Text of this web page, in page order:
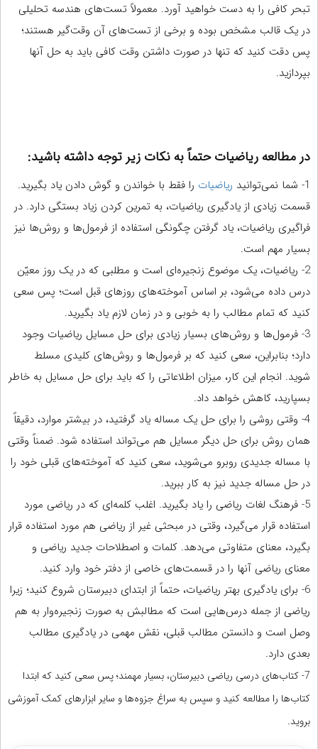
تبحر کافی را به دست خواهید آورد. معمولاً تست‌های هندسه تحلیلی
در یک قالب مشخص بوده و برخی از تست‌های آن وقت‌گیر هستند؛
پس دقت کنید که تنها در صورت داشتن وقت کافی باید به حل آنها
بپردازید.
در مطالعه ریاضیات حتماً به نکات زیر توجه داشته باشید:
1- شما نمی‌توانید ریاضیات را فقط با خواندن و گوش دادن یاد بگیرید.
قسمت زیادی از یادگیری ریاضیات، به تمرین کردن زیاد بستگی دارد. در
فراگیری ریاضیات، یاد گرفتن چگونگی استفاده از فرمول‌ها و روش‌ها نیز
بسیار مهم است.
2- ریاضیات، یک موضوع زنجیره‌ای است و مطلبی که در یک روز معیّن
درس داده می‌شود، بر اساس آموخته‌های روزهای قبل است؛ پس سعی
کنید که تمام مطالب را به خوبی و در زمان لازم یاد بگیرید.
3- فرمول‌ها و روش‌های بسیار زیادی برای حل مسایل ریاضیات وجود
دارد؛ بنابراین، سعی کنید که بر فرمول‌ها و روش‌های کلیدی مسلط
شوید. انجام این کار، میزان اطلاعاتی را که باید برای حل مسایل به خاطر
بسپارید، کاهش خواهد داد.
4- وقتی روشی را برای حل یک مساله یاد گرفتید، در بیشتر موارد، دقیقاً
همان روش برای حل دیگر مسایل هم می‌تواند استفاده شود. ضمناً وقتی
با مساله‌ جدیدی روبرو می‌شوید، سعی کنید که آموخته‌های قبلی خود را
در حل مساله جدید نیز به کار ببرید.
5- فرهنگ لغات ریاضی را یاد بگیرید. اغلب کلمه‌ای که در ریاضی مورد
استفاده قرار می‌گیرد، وقتی در مبحثی غیر از ریاضی هم مورد استفاده قرار
بگیرد، معنای متفاوتی می‌دهد. کلمات و اصطلاحات جدید ریاضی و
معنای ریاضی آنها را در قسمت‌های خاصی از دفتر خود وارد کنید.
6- برای یادگیری بهتر ریاضیات، حتماً از ابتدای دبیرستان شروع کنید؛ زیرا
ریاضی از جمله درس‌هایی است که مطالبش به صورت زنجیره‌وار به هم
وصل است و دانستن مطالب قبلی، نقش مهمی در یادگیری مطالب
بعدی دارد.
7- کتاب
های درسی ریاضی دبیرستان، بسیار مهمند؛ پس سعی کنید که ابتدا
کتاب‌ها را مطالعه کنید و سپس به سراغ جزوه‌ها و سایر ابزارهای کمک آموزشی
بروید.